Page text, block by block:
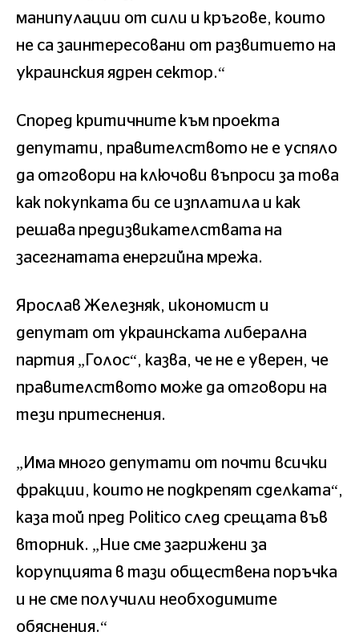
манипулации от сили и кръгове, които
не са заинтересовани от развитието на
украинския ядрен сектор.“
Според критичните към проекта
депутати, правителството не е успяло
да отговори на ключови въпроси за това
как покупката би се изплатила и как
решава предизвикателствата на
засегнатата енергийна мрежа.
Ярослав Железняк, икономист и
депутат от украинската либерална
партия „Голос“, казва, че не е уверен, че
правителството може да отговори на
тези притеснения.
„Има много депутати от почти всички
фракции, които не подкрепят сделката“,
каза той пред Politico след срещата във
вторник. „Ние сме загрижени за
корупцията в тази обществена поръчка
и не сме получили необходимите
обяснения.“